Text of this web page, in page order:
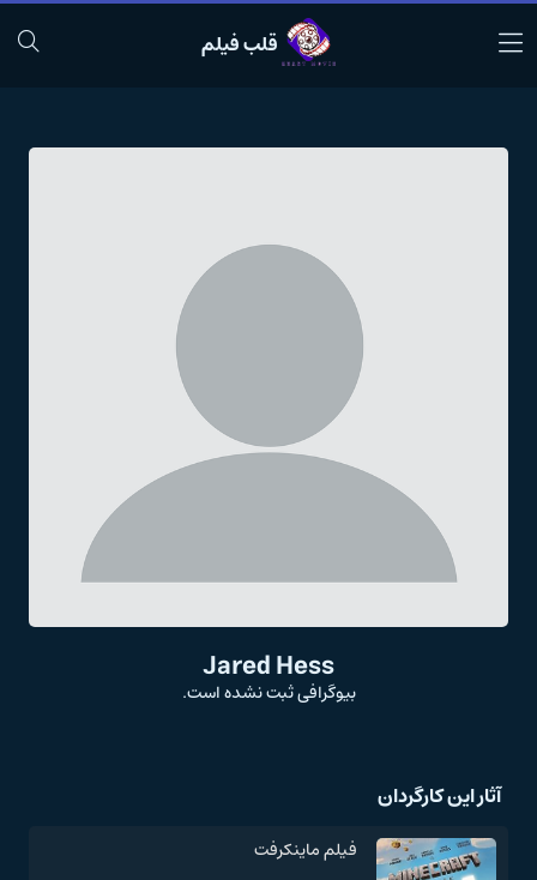
قلب فیلم
Jared Hess
بیوگرافی ثبت نشده است.
آثار این کارگردان
فیلم ماینکرفت